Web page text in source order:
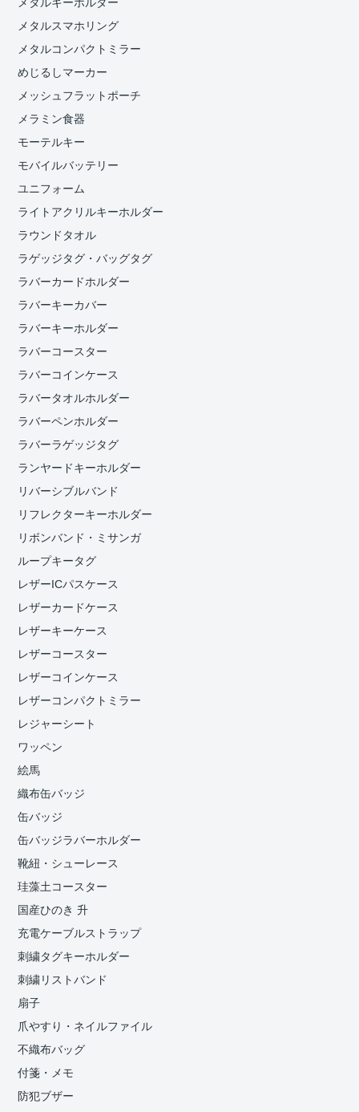
メタルスマホリング
メタルコンパクトミラー
めじるしマーカー
メッシュフラットポーチ
メラミン食器
モーテルキー
モバイルバッテリー
ユニフォーム
ライトアクリルキーホルダー
ラウンドタオル
ラゲッジタグ・バッグタグ
ラバーカードホルダー
ラバーキーカバー
ラバーキーホルダー
ラバーコースター
ラバーコインケース
ラバータオルホルダー
ラバーペンホルダー
ラバーラゲッジタグ
ランヤードキーホルダー
リバーシブルバンド
リフレクターキーホルダー
リボンバンド・ミサンガ
ループキータグ
レザーICパスケース
レザーカードケース
レザーキーケース
レザーコースター
レザーコインケース
レザーコンパクトミラー
レジャーシート
ワッペン
絵馬
織布缶バッジ
缶バッジ
缶バッジラバーホルダー
靴紐・シューレース
珪藻土コースター
国産ひのき 升
充電ケーブルストラップ
刺繍タグキーホルダー
刺繍リストバンド
扇子
爪やすり・ネイルファイル
不織布バッグ
付箋・メモ
防犯ブザー